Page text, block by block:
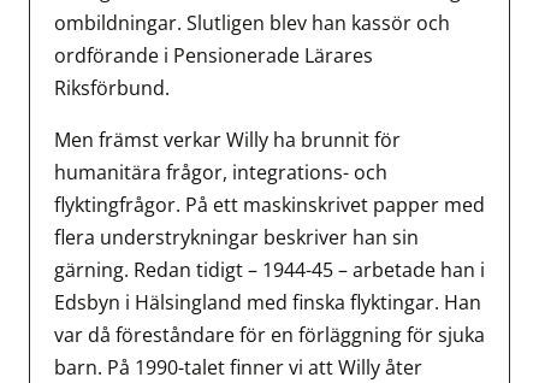
ombildningar. Slutligen blev han kassör och
ordförande i Pensionerade Lärares
Riksförbund.
Men främst verkar Willy ha brunnit för
humanitära frågor, integrations- och
flyktingfrågor. På ett maskinskrivet papper med
flera understrykningar beskriver han sin
gärning. Redan tidigt – 1944-45 – arbetade han i
Edsbyn i Hälsingland med finska flyktingar. Han
var då föreståndare för en förläggning för sjuka
barn. På 1990-talet finner vi att Willy åter